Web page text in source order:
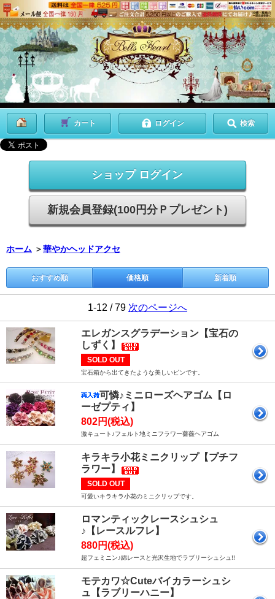
カート ログイン 検索
ショップ ログイン
新規会員登録(100円分Ｐプレゼント)
ホーム ＞華やかヘッドアクセ
おすすめ順 価格順 新着順
1-12 / 79 次のページへ
エレガンスグラデーション【宝石の
しずく】
SOLD OUT
宝石箱から出てきたような美しいピンです。
可憐♪ミニローズヘアゴム【ロ
ーゼプティ】
802円(税込)
激キュート♪フェルト地ミニフラワー薔薇ヘアゴム
キラキラ小花ミニクリップ【プチフ
ラワー】
SOLD OUT
可愛いキラキラ小花のミニクリップです。
ロマンティックレースシュシュ
♪【レースルフレ】
880円(税込)
超フェミニン♪綿レースと光沢生地でラブリーシュシュ!!
モテカワ☆Cuteバイカラーシュシ
ュ【ラブリーハニー】